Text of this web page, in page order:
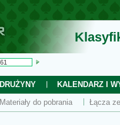
DRUŻYNY
KALENDARZ I
Materiały do pobrania Łącza